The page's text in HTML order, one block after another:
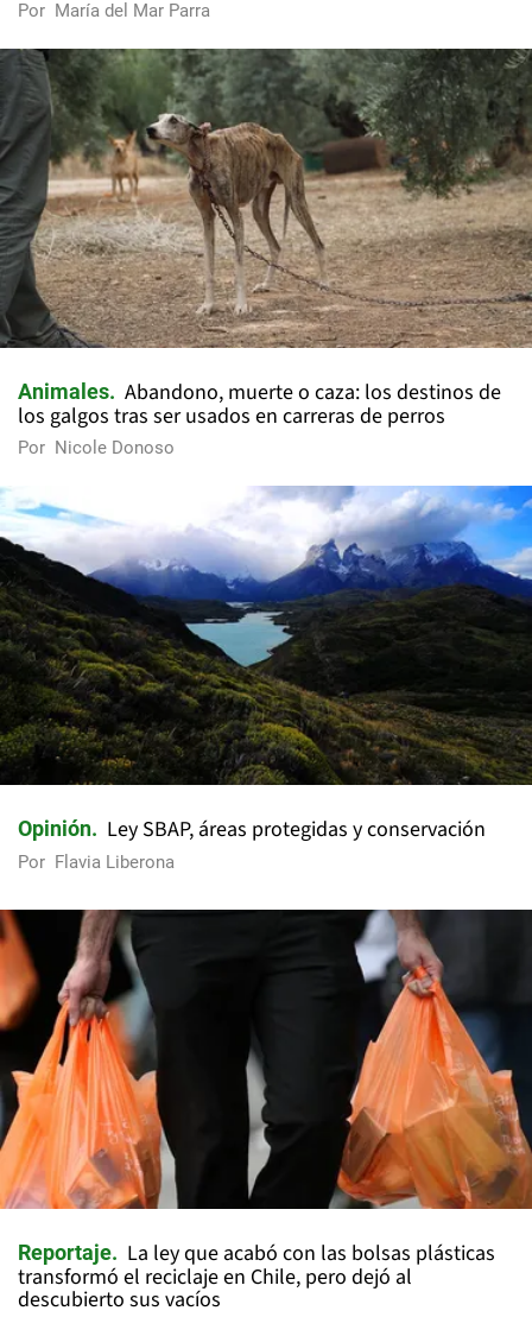
Por María del Mar Parra
Animales
Abandono, muerte o caza: los destinos de
los galgos tras ser usados en carreras de perros
Por Nicole Donoso
Opinión Ley SBAP, áreas protegidas y conservación
Por Flavia Liberona
Reportaje
La ley que acabó con las bolsas plásticas
transformó el reciclaje en Chile, pero dejó al
descubierto sus vacíos